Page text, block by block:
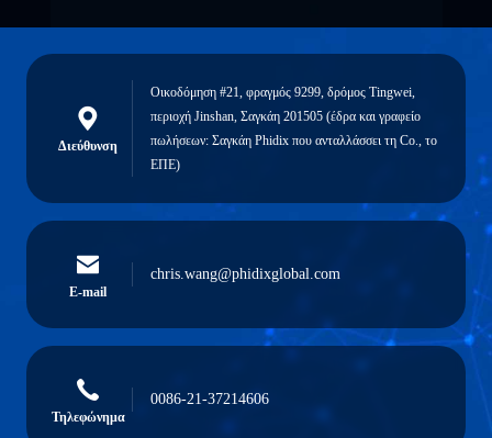
Διεύθυνση
Οικοδόμηση #21, φραγμός 9299, δρόμος Tingwei,
περιοχή Jinshan, Σαγκάη 201505 (έδρα και γραφείο
πωλήσεων: Σαγκάη Phidix που ανταλλάσσει τη Co., το
ΕΠΕ)
E-mail
chris.wang@phidixglobal.com
Τηλεφώνημα
0086-21-37214606